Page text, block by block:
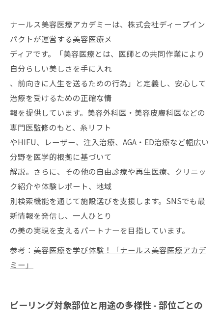
ナールス美容医療アカデミーは、株式会社ディープイン
パクトが運営する美容医療メ
ディアです。「美容医療とは、医師との共同作業により
自分らしい美しさを手に入れ
、前向きに人生を送るための行為」と定義し、安心して
治療を受けるための正確な情
報を提供しています。美容外科医・美容皮膚科医などの
専門医監修のもと、糸リフト
やHIFU、レーザー、注入治療、AGA・ED治療など幅広い
分野を医学的根拠に基づいて
解説。さらに、その他の自由診療や再生医療、クリニッ
ク紹介や体験レポート、地域
別検索機能を通じて施設選びを支援します。SNSでも最
新情報を発信し、一人ひとり
の美の実現を支えるパートナーを目指しています。
参考： 美容医療を学び体験！「ナールス美容医療アカデ
ミー」
ピーリング対象部位と用途の多様性 - 部位ごとの